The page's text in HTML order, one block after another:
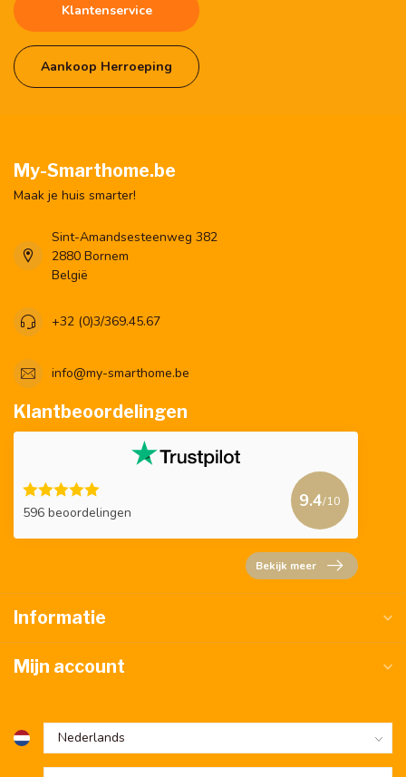
Klantenservice
Aankoop Herroeping
My-Smarthome.be
Maak je huis smarter!
Sint-Amandsesteenweg 382
2880 Bornem
België
+32 (0)3/369.45.67
info@my-smarthome.be
Klantbeoordelingen
596 beoordelingen
9.4/10
Bekijk meer
Informatie
Mijn account